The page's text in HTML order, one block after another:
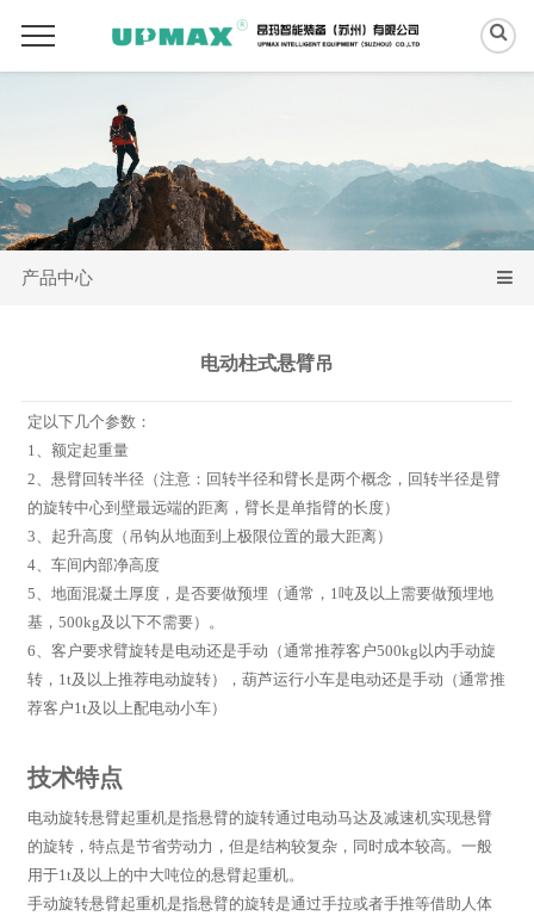
产品中心
电动柱式悬臂吊
定以下几个参数：
1、额定起重量
2、悬臂回转半径（注意：回转半径和臂长是两个概念，回转半径是臂
的旋转中心到壁最远端的距离，臂长是单指臂的长度）
3、起升高度（吊钩从地面到上极限位置的最大距离）
4、车间内部净高度
5、地面混凝土厚度，是否要做预埋（通常，1吨及以上需要做预埋地
基，500kg及以下不需要）。
6、客户要求臂旋转是电动还是手动（通常推荐客户500kg以内手动旋
转，1t及以上推荐电动旋转），葫芦运行小车是电动还是手动（通常推
荐客户1t及以上配电动小车）
技术特点
电动旋转悬臂起重机是指悬臂的旋转通过电动马达及减速机实现悬臂
的旋转，特点是节省劳动力，但是结构较复杂，同时成本较高。一般
用于1t及以上的中大吨位的悬臂起重机。
手动旋转悬臂起重机是指悬臂的旋转是通过手拉或者手推等借助人体